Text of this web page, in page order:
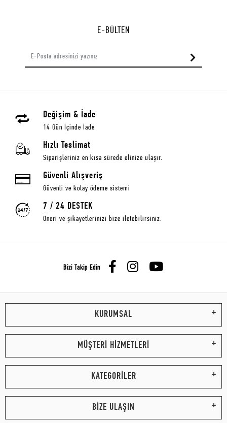
E-BÜLTEN
Değişim & İade
14 Gün İçinde İade
Hızlı Teslimat
Siparişleriniz en kısa sürede elinize ulaşır.
Güvenli Alışveriş
Güvenli ve kolay ödeme sistemi
7 / 24 DESTEK
Öneri ve şikayetlerinizi bize iletebilirsiniz.
Bizi Takip Edin
KURUMSAL
MÜŞTERİ HİZMETLERİ
KATEGORİLER
BİZE ULAŞIN